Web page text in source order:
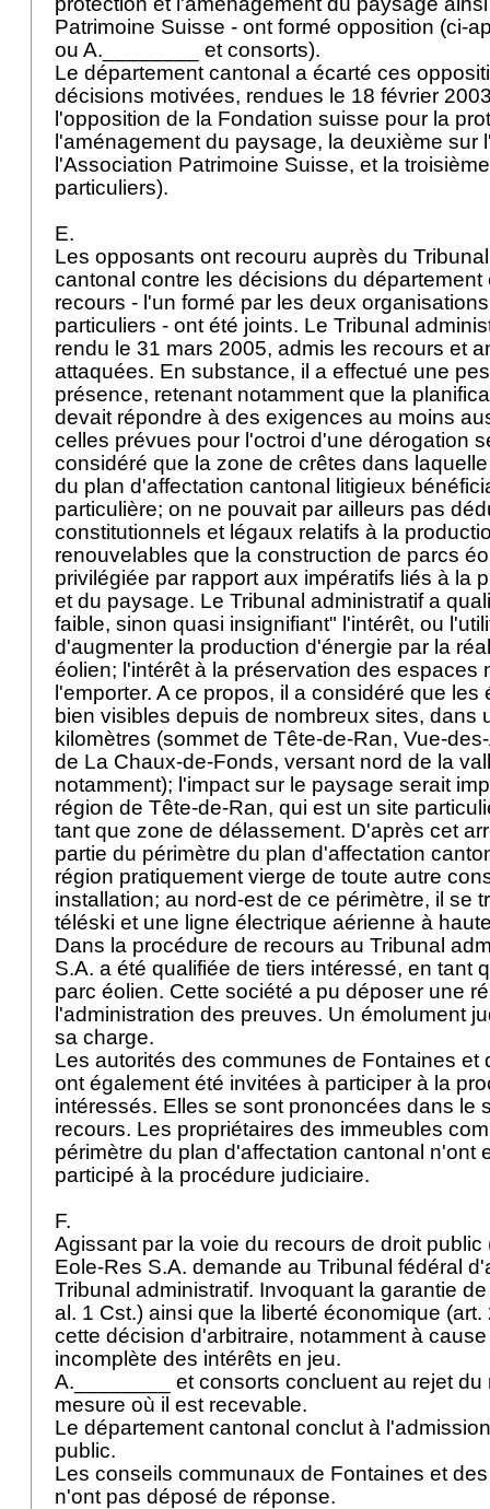
Patrimoine Suisse - ont formé opposition (ci-
ou A.________ et consorts).
Le département cantonal a écarté ces
décisions motivées, rendues le 18 février
l'opposition de la Fondation suisse pour la
l'aménagement du paysage, la deuxième sur
l'Association Patrimoine Suisse, et la
particuliers).
E.
Les opposants ont recouru auprès du
cantonal contre les décisions du
recours - l'un formé par les deux
particuliers - ont été joints. Le Tribunal
rendu le 31 mars 2005, admis les recours et
attaquées. En substance, il a effectué une
présence, retenant notamment que la
devait répondre à des exigences au moins
celles prévues pour l'octroi d'une dérogation
considéré que la zone de crêtes dans
du plan d'affectation cantonal litigieux
particulière; on ne pouvait par ailleurs pas
constitutionnels et légaux relatifs à la
renouvelables que la construction de parcs
privilégiée par rapport aux impératifs liés à la
et du paysage. Le Tribunal administratif a
faible, sinon quasi insignifiant" l'intérêt, ou
d'augmenter la production d'énergie par la
éolien; l'intérêt à la préservation des espaces
l'emporter. A ce propos, il a considéré que
bien visibles depuis de nombreux sites, dans
kilomètres (sommet de Tête-de-Ran, Vue-
de La Chaux-de-Fonds, versant nord de la
notamment); l'impact sur le paysage serait
région de Tête-de-Ran, qui est un site
tant que zone de délassement. D'après cet
partie du périmètre du plan d'affectation
région pratiquement vierge de toute autre
installation; au nord-est de ce périmètre, il se
téléski et une ligne électrique aérienne à
Dans la procédure de recours au Tribunal
S.A. a été qualifiée de tiers intéressé, en tant
parc éolien. Cette société a pu déposer une
l'administration des preuves. Un émolument
sa charge.
Les autorités des communes de Fontaines et
ont également été invitées à participer à la
intéressés. Elles se sont prononcées dans le
recours. Les propriétaires des immeubles
périmètre du plan d'affectation cantonal n'ont
participé à la procédure judiciaire.
F.
Agissant par la voie du recours de droit
Eole-Res S.A. demande au Tribunal fédéral
Tribunal administratif. Invoquant la garantie
al. 1 Cst.) ainsi que la liberté économique (art.
cette décision d'arbitraire, notamment à
incomplète des intérêts en jeu.
A.________ et consorts concluent au rejet du
mesure où il est recevable.
Le département cantonal conclut à
public.
Les conseils communaux de Fontaines et
n'ont pas déposé de réponse.